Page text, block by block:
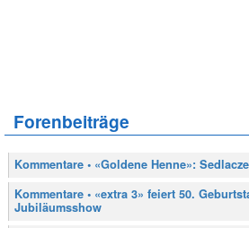
Forenbeiträge
Kommentare • «Goldene Henne»:
Kommentare • «extra 3» feiert 50.
Jubiläumsshow